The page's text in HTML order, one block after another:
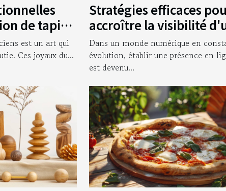
de tapis
est un art qui
Ces joyaux du...
Stratégies efficaces
accroître la visibilité
entreprise en ligne
Dans un monde numérique en
évolution, établir une présence en
est devenu...